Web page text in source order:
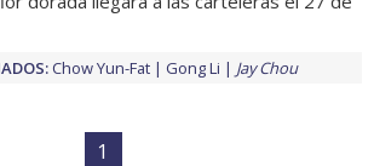
Chow Yun-Fat Gong Li Jay Chou
1